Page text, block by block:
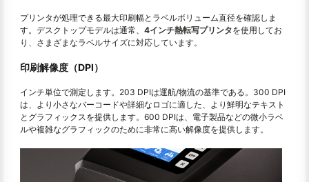
プリンタが処理できる最大印刷幅とラベルボリューム直径を確認しま
す。デスクトップモデルは通常、 4インチ熱転写プリンタを使用してお
り、さまざまなラベルサイズに対応しています。
印刷解像度（DPI）
インチ単位で測定します。203 DPIは運航/物流の基準である。300 DPI
は、より小さなバーコードや詳細なロゴに適した、より鮮明なテキスト
とグラフィックスを提供します。600 DPIは、電子製品などの微小ラベ
ルや複雑なグラフィックのために非常に高い解像度を提供します。